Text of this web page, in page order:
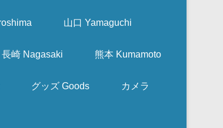
山口 Yamaguchi
長崎 Nagasaki 熊本 Kumamoto
グッズ Goods カメラ